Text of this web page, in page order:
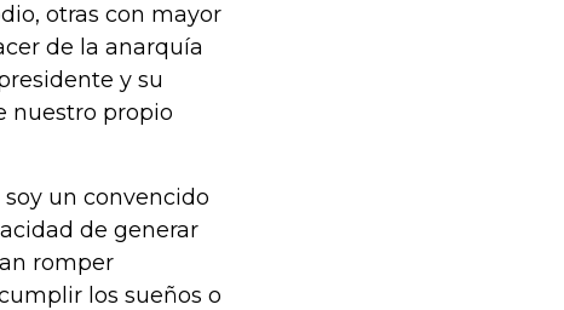
otras con mayor
de la anarquía
y su
nuestro propio
un convencido
de generar
romper
los sueños o